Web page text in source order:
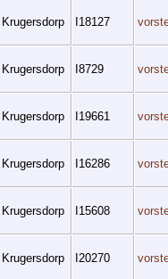
Krugersdorp I18127
Krugersdorp I8729
Krugersdorp I19661
Krugersdorp I16286
Krugersdorp I15608
Krugersdorp I20270